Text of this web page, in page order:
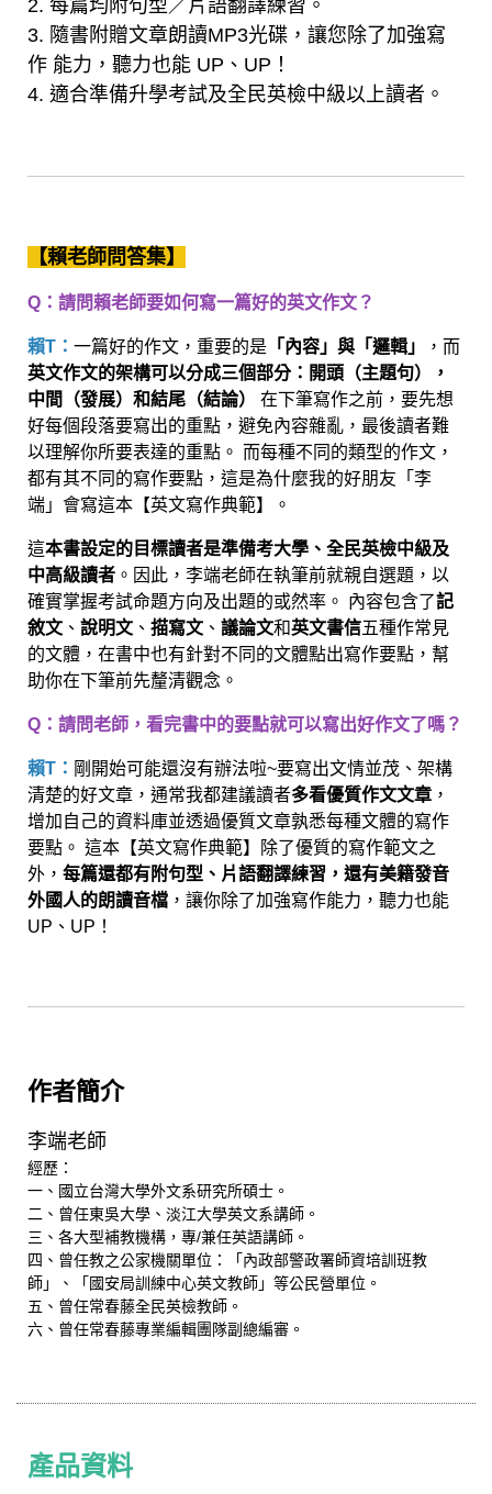
2. 每篇均附句型／片語翻譯練習。
3. 隨書附贈文章朗讀MP3光碟，讓您除了加強寫
作 能力，聽力也能 UP、UP！
4. 適合準備升學考試及全民英檢中級以上讀者。
【賴老師問答集】
Q：請問賴老師要如何寫一篇好的英文作文？
賴T： 一篇好的作文，重要的是 「內容」與「邏輯」
，而
英文作文的架構可以分成三個部分：開頭（主題句），
中間（發展）和結尾（結論）
在下筆寫作之前，要先想
好每個段落要寫出的重點，避免內容雜亂，最後讀者難
以理解你所要表達的重點。 而每種不同的類型的作文，
都有其不同的寫作要點，這是為什麼我的好朋友「李
端」會寫這本【英文寫作典範】。
這本書設定的目標讀者是準備考大學、全民英檢中級及
中高級讀者 。因此，李端老師在執筆前就親自選題，以
確實掌握考試命題方向及出題的或然率。 內容包含了記
敘文 、 說明文 、 描寫文 、 議論文和英文書信五種作常見
的文體，在書中也有針對不同的文體點出寫作要點，幫
助你在下筆前先釐清觀念。
Q：請問老師，看完書中的要點就可以寫出好作文了嗎？
賴T： 剛開始可能還沒有辦法啦~要寫出文情並茂、架構
清楚的好文章，通常我都建議讀者多看優質作文文章 ，
增加自己的資料庫並透過優質文章孰悉每種文體的寫作
要點。 這本【英文寫作典範】除了優質的寫作範文之
外， 每篇還都有附句型、片語翻譯練習，還有美籍發音
外國人的朗讀音檔 ，讓你除了加強寫作能力，聽力也能
UP、UP！
作者簡介
李端老師
經歷：
一、國立台灣大學外文系研究所碩士。
二、曾任東吳大學、淡江大學英文系講師。
三、各大型補教機構，專/兼任英語講師。
四、曾任教之公家機關單位：「內政部警政署師資培訓班教
師」、「國安局訓練中心英文教師」等公民營單位。
五、曾任常春藤全民英檢教師。
六、曾任常春藤專業編輯團隊副總編審。
產品資料